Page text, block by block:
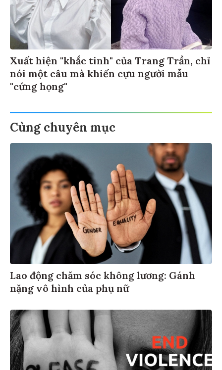
Xuất hiện "khắc tinh" của Trang Trần, chỉ
nói một câu mà khiến cựu người mẫu
"cứng họng"
Cùng chuyên mục
Lao động chăm sóc không lương: Gánh
nặng vô hình của phụ nữ